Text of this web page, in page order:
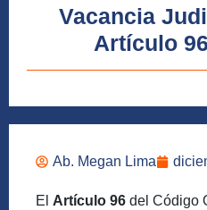
Vacancia
Artículo
Ab. Megan Lima
El Artículo 96 del Código